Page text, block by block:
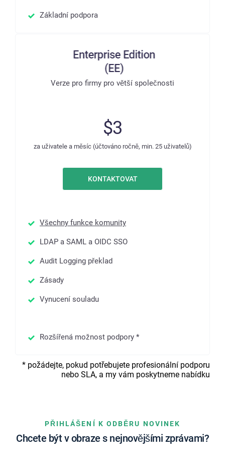
Základní podpora
Verze pro firmy pro větší společnosti
$3
za uživatele a měsíc (účtováno ročně, min. 25 uživatelů)
KONTAKTOVAT
Všechny funkce komunity
LDAP a SAML a OIDC SSO
Audit Logging překlad
Zásady
Vynucení souladu
Rozšířená možnost podpory *
* požádejte, pokud potřebujete profesionální podporu
nebo SLA, a my vám poskytneme nabídku
PŘIHLÁŠENÍ K ODBĚRU NOVINEK
Chcete být v obraze s nejnovějšími zprávami?